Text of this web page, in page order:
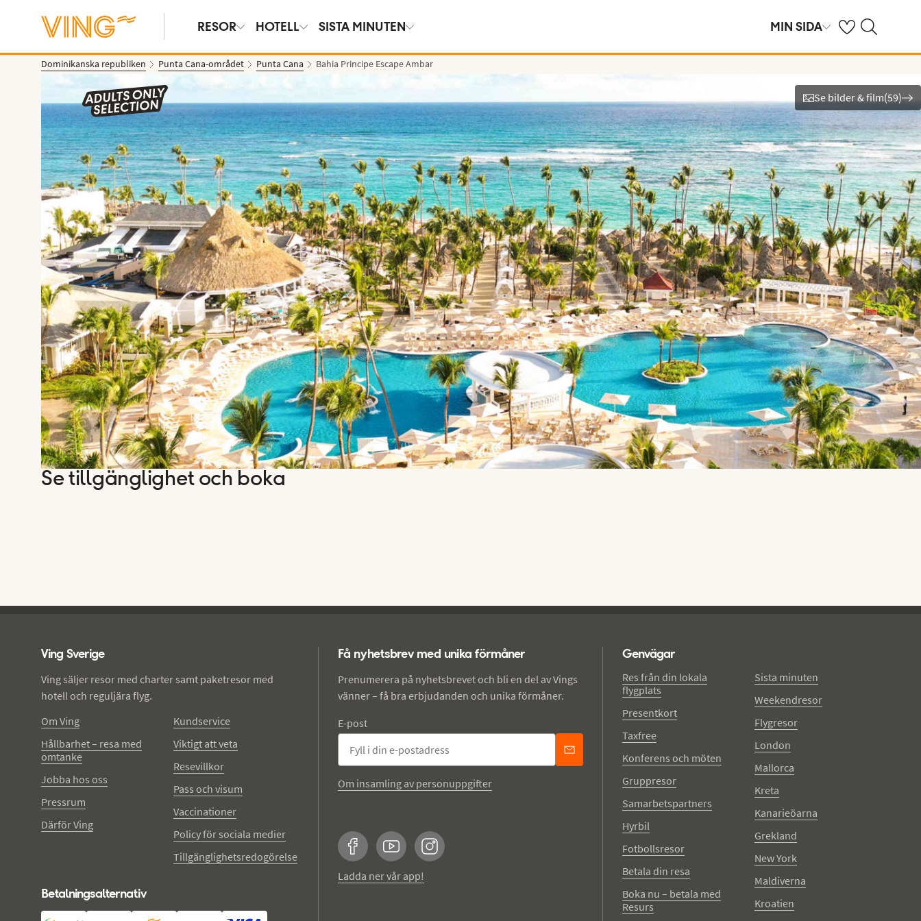
RESOR HOTELL SISTA MINUTEN MIN SIDA Se dina sparade
Sök på ving.se
Dominikanska republiken Punta Cana-området Punta Cana Bahia Principe Escape Ambar
Se bilder & film
Se bilder & film(59)
Se tillgänglighet och boka
Ving Sverige
Ving säljer resor med charter samt paketresor med
hotell och reguljära flyg.
Om Ving
Hållbarhet – resa med
omtanke
Jobba hos oss
Pressrum
Därför Ving
Kundservice
Viktigt att veta
Resevillkor
Pass och visum
Vaccinationer
Policy för sociala medier
Tillgänglighetsredogörelse
Betalningsalternativ
Få nyhetsbrev med unika förmåner
Prenumerera på nyhetsbrevet och bli en del av Vings
vänner – få bra erbjudanden och unika förmåner.
E-post
Om insamling av personuppgifter
FacebookYouTubeInstagram
Ladda ner vår app!
Genvägar
Res från din lokala
flygplats
Presentkort
Taxfree
Konferens och möten
Gruppresor
Samarbetspartners
Hyrbil
Fotbollsresor
Betala din resa
Boka nu – betala med
Resurs
Sista minuten
Weekendresor
Flygresor
London
Mallorca
Kreta
Kanarieöarna
Grekland
New York
Maldiverna
Kroatien